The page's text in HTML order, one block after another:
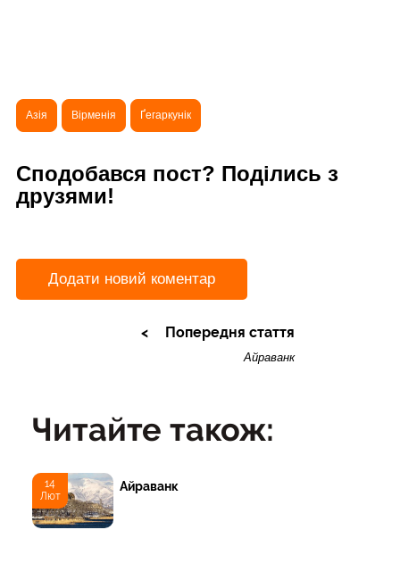
Азія Вірменія Ґегаркунік
Сподобався пост? Поділись з
друзями!
Додати новий коментар
Попередня стаття
Айраванк
Читайте також:
14
Лют
Айраванк